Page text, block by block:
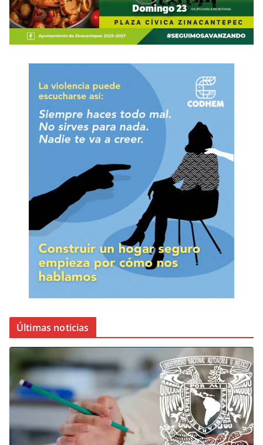
Últimas noticias